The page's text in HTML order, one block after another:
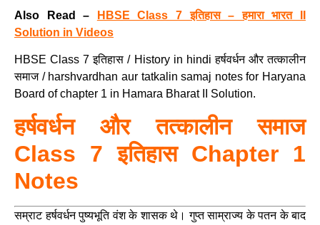
Also Read –
HBSE Class 7 इतिहास – हमारा भारत II
Solution in Videos
HBSE Class 7 इतिहास / History in hindi हर्षवर्धन और तत्कालीन
समाज / harshvardhan aur tatkalin samaj notes for Haryana
Board of chapter 1 in Hamara Bharat II Solution.
हर्षवर्धन और तत्कालीन समाज
Class 7 इतिहास Chapter 1
Notes
सम्राट हर्षवर्धन पुष्यभूति वंश के शासक थे। गुप्त साम्राज्य के पतन के बाद